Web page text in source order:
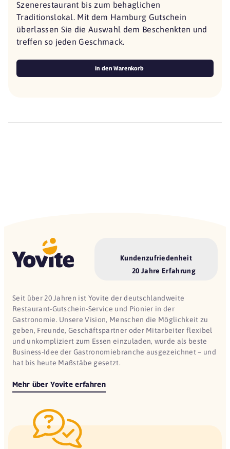
Szenerestaurant bis zum behaglichen
Traditionslokal. Mit dem Hamburg Gutschein
überlassen Sie die Auswahl dem Beschenkten und
treffen so jeden Geschmack.
In den Warenkorb
Kundenzufriedenheit
20 Jahre Erfahrung
Seit über 20 Jahren ist Yovite der deutschlandweite
Restaurant-Gutschein-Service und Pionier in der
Gastronomie. Unsere Vision, Menschen die Möglichkeit zu
geben, Freunde, Geschäftspartner oder Mitarbeiter flexibel
und unkompliziert zum Essen einzuladen, wurde als beste
Business-Idee der Gastronomiebranche ausgezeichnet – und
hat bis heute Maßstäbe gesetzt.
Mehr über Yovite erfahren